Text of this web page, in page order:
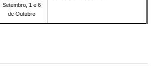
Setembro, 1 e 6
de Outubro